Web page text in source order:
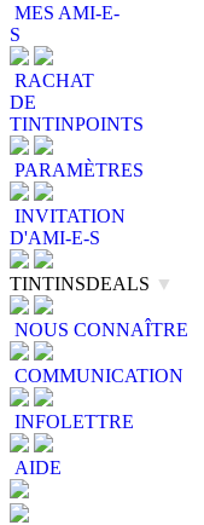
MES AMI-E-
S
RACHAT
DE
TINTINPOINTS
PARAMÈTRES
INVITATION
D'AMI-E-S
TINTINSDEALS ▼
NOUS CONNAÎTRE
COMMUNICATION
INFOLETTRE
AIDE